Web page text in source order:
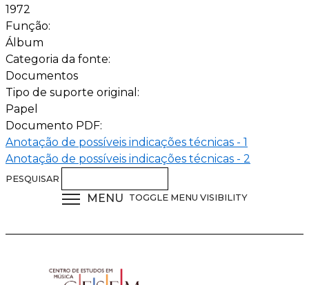
1972
Função:
Álbum
Categoria da fonte:
Documentos
Tipo de suporte original:
Papel
Documento PDF:
Anotação de possíveis indicações técnicas - 1
Anotação de possíveis indicações técnicas - 2
PESQUISAR
MENU TOGGLE MENU VISIBILITY